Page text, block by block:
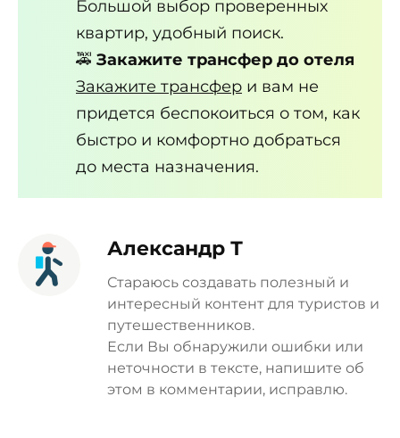
Большой выбор проверенных
квартир, удобный поиск.
🚕 Закажите трансфер до отеля
Закажите трансфер и вам не
придется беспокоиться о том, как
быстро и комфортно добраться
до места назначения.
Александр Т
Стараюсь создавать полезный и
интересный контент для туристов и
путешественников.
Если Вы обнаружили ошибки или
неточности в тексте, напишите об
этом в комментарии, исправлю.